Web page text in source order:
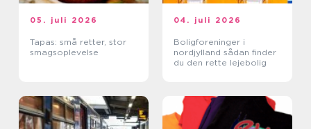
05. juli 2026
Tapas: små retter, stor
smagsoplevelse
04. juli 2026
Boligforeninger i
nordjylland sådan finder
du den rette lejebolig